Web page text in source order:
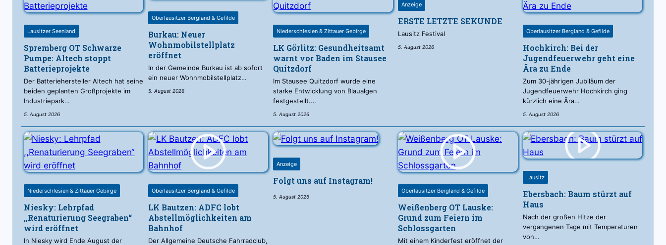
Lausitzer Seenland
Spremberg OT Schwarze
Pumpe: Altech stoppt
Batterieprojekte
Der Batteriehersteller Altech hat seine
beiden geplanten Großprojekte im
Industriepark…
5. August 2026
Oberlausitzer Bergland & Gefilde
Burkau: Neuer
Wohnmobilstellplatz
eröffnet
In der Gemeinde Burkau ist ab sofort
ein neuer Wohnmobilstellplatz…
5. August 2026
Niederschlesien & Zittauer Gebirge
LK Görlitz: Gesundheitsamt
warnt vor Baden im Stausee
Quitzdorf
Im Stausee Quitzdorf wurde eine
starke Entwicklung von Blaualgen
festgestellt.…
5. August 2026
Anzeige
ERSTE LETZTE SEKUNDE
Lausitz Festival
5. August 2026
Oberlausitzer Bergland & Gefilde
Hochkirch: Bei der
Jugendfeuerwehr geht eine
Ära zu Ende
Zum 30-jährigen Jubiläum der
Jugendfeuerwehr Hochkirch ging
kürzlich eine Ära…
5. August 2026
Niederschlesien & Zittauer Gebirge
Niesky: Lehrpfad
,,Renaturierung Seegraben“
wird eröffnet
In Niesky wird Ende August der
Oberlausitzer Bergland & Gefilde
LK Bautzen: ADFC lobt
Abstellmöglichkeiten am
Bahnhof
Der Allgemeine Deutsche Fahrradclub,
Anzeige
Folgt uns auf Instagram!
5. August 2026
Oberlausitzer Bergland & Gefilde
Weißenberg OT Lauske:
Grund zum Feiern im
Schlossgarten
Mit einem Kinderfest eröffnet der
Lausitz
Ebersbach: Baum stürzt auf
Haus
Nach der großen Hitze der
vergangenen Tage mit Temperaturen
von…